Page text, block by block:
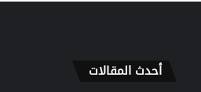
أحدث المقالات